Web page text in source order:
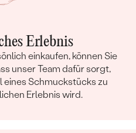
Erlebnis
einkaufen, können Sie
unser Team dafür sorgt,
eines Schmuckstücks zu
Erlebnis wird.